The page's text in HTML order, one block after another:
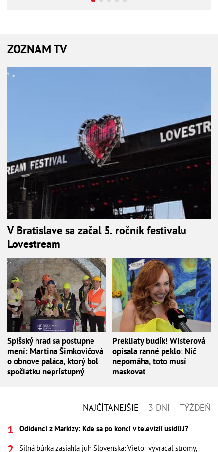
ZOZNAM TV
V Bratislave sa začal 5. ročník festivalu
Lovestream
Spišský hrad sa postupne
mení: Martina Šimkovičová
o obnove paláca, ktorý bol
spočiatku neprístupný
Prekliaty budík! Wisterová
opísala ranné peklo: Nič
nepomáha, toto musí
maskovať
NAJČÍTANEJŠIE 3 DNI TÝŽDEŇ
Odídenci z Markízy: Kde sa po konci v televízii usídlili?
Silná búrka zasiahla juh Slovenska: Vietor vyvracal stromy,